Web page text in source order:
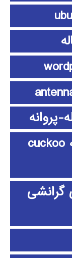
پروانه
الگوریتم جستجوی فاخته cuckoo